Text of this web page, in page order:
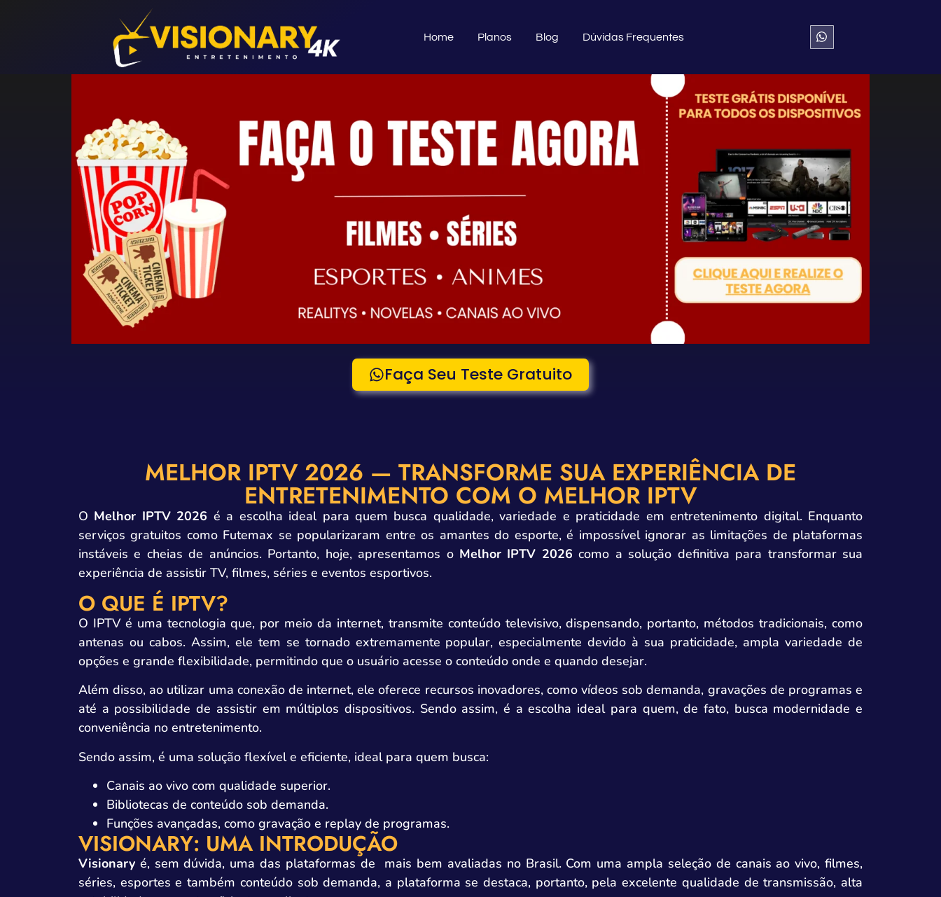
Home Planos Blog Dúvidas Frequentes
Faça Seu Teste Gratuito
MELHOR IPTV 2026 — TRANSFORME SUA EXPERIÊNCIA DE
ENTRETENIMENTO COM O MELHOR IPTV
O Melhor IPTV 2026 é a escolha ideal para quem busca qualidade, variedade e praticidade em entretenimento digital. Enquanto
serviços gratuitos como Futemax se popularizaram entre os amantes do esporte, é impossível ignorar as limitações de plataformas
instáveis e cheias de anúncios. Portanto, hoje, apresentamos o Melhor IPTV 2026 como a solução definitiva para transformar sua
experiência de assistir TV, filmes, séries e eventos esportivos.
O QUE É IPTV?
O IPTV é uma tecnologia que, por meio da internet, transmite conteúdo televisivo, dispensando, portanto, métodos tradicionais, como
antenas ou cabos. Assim, ele tem se tornado extremamente popular, especialmente devido à sua praticidade, ampla variedade de
opções e grande flexibilidade, permitindo que o usuário acesse o conteúdo onde e quando desejar.
Além disso, ao utilizar uma conexão de internet, ele oferece recursos inovadores, como vídeos sob demanda, gravações de programas e
até a possibilidade de assistir em múltiplos dispositivos. Sendo assim, é a escolha ideal para quem, de fato, busca modernidade e
conveniência no entretenimento.
Sendo assim, é uma solução flexível e eficiente, ideal para quem busca:
Canais ao vivo com qualidade superior.
Bibliotecas de conteúdo sob demanda.
Funções avançadas, como gravação e replay de programas.
VISIONARY: UMA INTRODUÇÃO
Visionary é, sem dúvida, uma das plataformas de mais bem avaliadas no Brasil. Com uma ampla seleção de canais ao vivo, filmes,
séries, esportes e também conteúdo sob demanda, a plataforma se destaca, portanto, pela excelente qualidade de transmissão, alta